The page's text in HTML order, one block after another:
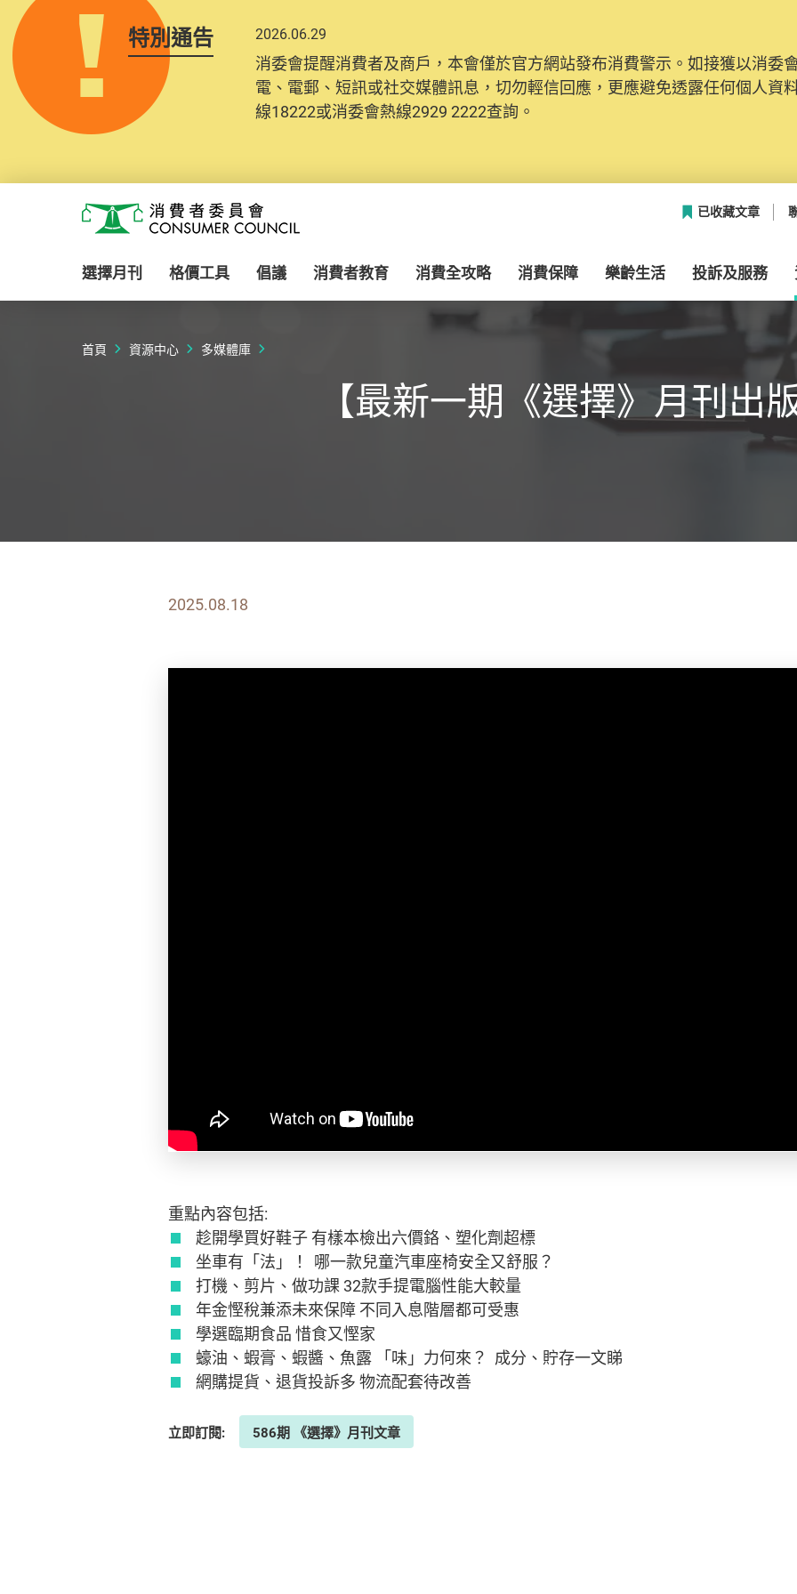
特別通告 2026.06.29
消委會提醒消費者及商戶，本會僅於官方網站發布消費警示。如接獲以消委
電、電郵、短訊或社交媒體訊息，切勿輕信回應，更應避免透露任何個人資
線18222或消委會熱線2929 2222查詢。
消費者委員會
已收藏文章
選擇月刊 格價工具 倡議 消費者教育 消費全攻略 消費保障 樂齡生活 投訴及服務
首頁 資源中心 多媒體庫
【最新一期《選擇》月刊出
2025.08.18
重點內容包括:
趁開學買好鞋子 有樣本檢出六價鉻、塑化劑超標
坐車有「法」！ 哪一款兒童汽車座椅安全又舒服？
打機、剪片、做功課 32款手提電腦性能大較量
年金慳稅兼添未來保障 不同入息階層都可受惠
學選臨期食品 惜食又慳家
蠔油、蝦膏、蝦醬、魚露 「味」力何來？ 成分、貯存一文睇
網購提貨、退貨投訴多 物流配套待改善
立即訂閱: 586期 《選擇》月刊文章